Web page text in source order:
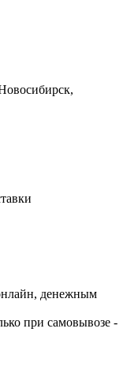
денежным
при самовывозе -